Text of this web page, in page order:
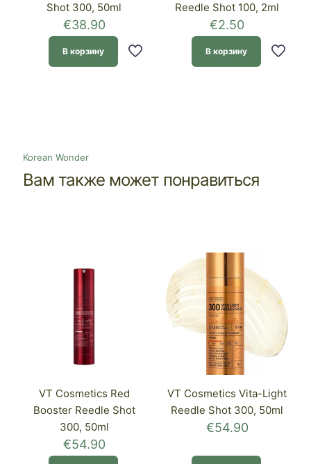
Shot 300, 50ml
€38.90
В корзину
Reedle Shot 100, 2ml
€2.50
В корзину
Korean Wonder
Вам также может понравиться
VT Cosmetics Red
Booster Reedle Shot
300, 50ml
€54.90
VT Cosmetics Vita-Light
Reedle Shot 300, 50ml
€54.90